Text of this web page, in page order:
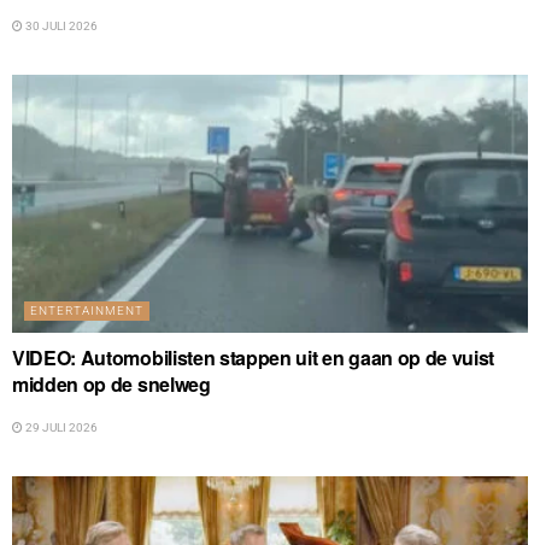
30 JULI 2026
ENTERTAINMENT
VIDEO: Automobilisten stappen uit en gaan op de vuist
midden op de snelweg
29 JULI 2026